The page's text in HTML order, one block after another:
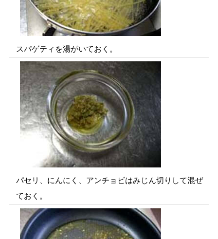
スパゲティを湯がいておく。
パセリ、にんにく、アンチョビはみじん切りして混ぜ
ておく。